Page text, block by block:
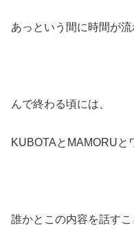
あっという間に時間が流
んで終わる頃には、
KUBOTAとMAMORUと
誰かとこの内容を話すこ